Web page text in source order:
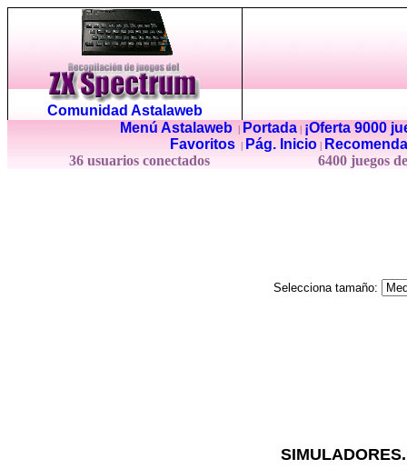
Comunidad Astalaweb
Menú Astalaweb| Portada|
¡Oferta 9000
Favoritos
Pág. Inicio
36 usuarios conectados
6400 juegos
Selecciona tamaño: